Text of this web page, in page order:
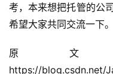
考，本来想把托管的公
希望大家共同交流一下。
原文
https://blog.csdn.net/